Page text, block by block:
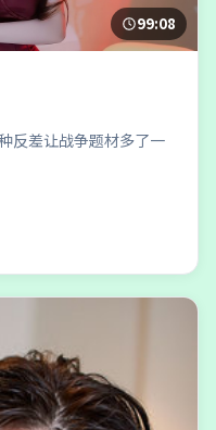
99:08
反差让战争题材多了一